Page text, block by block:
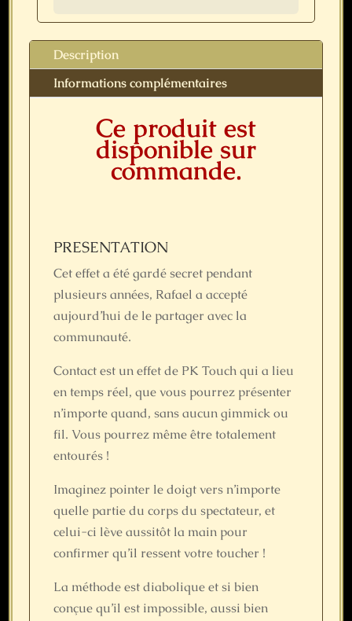
Description
Informations complémentaires
Ce produit est
disponible sur
commande.
PRESENTATION
Cet effet a été gardé secret pendant
plusieurs années, Rafael a accepté
aujourd’hui de le partager avec la
communauté.
Contact est un effet de PK Touch qui a lieu
en temps réel, que vous pourrez présenter
n’importe quand, sans aucun gimmick ou
fil. Vous pourrez même être totalement
entourés !
Imaginez pointer le doigt vers n’importe
quelle partie du corps du spectateur, et
celui-ci lève aussitôt la main pour
confirmer qu’il ressent votre toucher !
La méthode est diabolique et si bien
conçue qu’il est impossible, aussi bien